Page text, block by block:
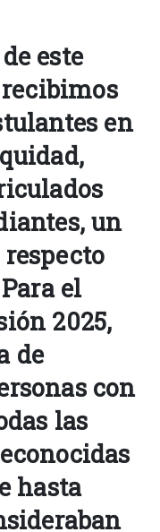
este
en
un
respecto
el
2025,
de
con
las
hasta